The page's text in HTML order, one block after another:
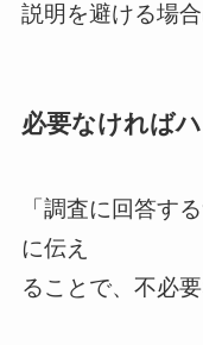
説明を避ける場
必要なければ
「調査に回答す
に伝え
ることで、不必